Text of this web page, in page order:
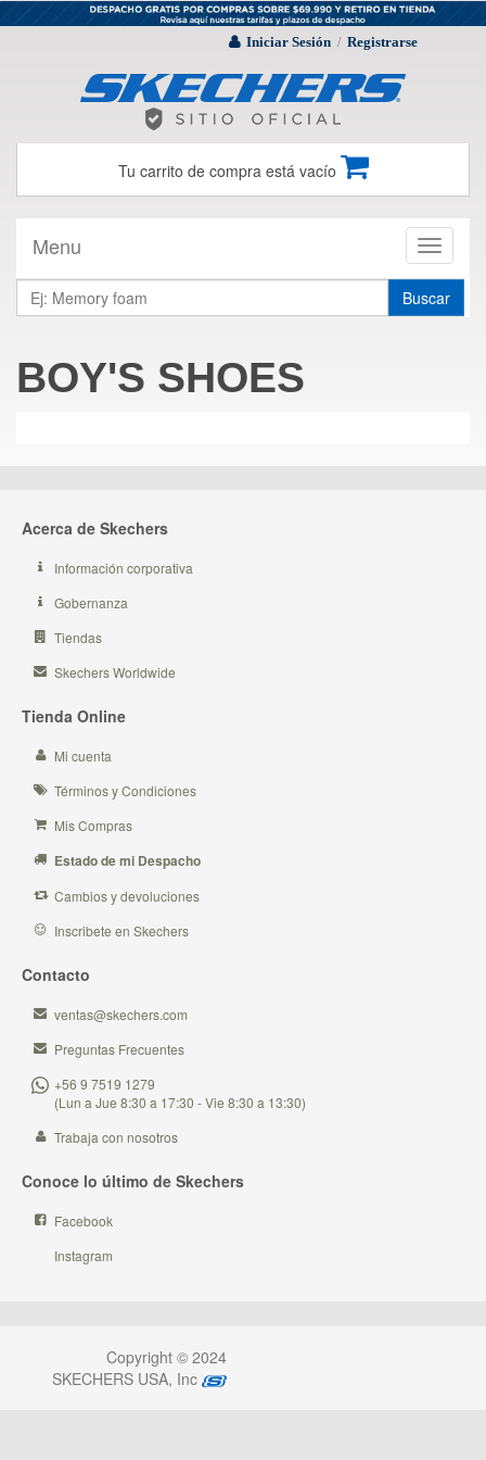
Iniciar Sesión / Registrarse
Tu carrito de compra está vacío
Toggle
Menu
Buscar
BOY'S SHOES
Acerca de Skechers
Información corporativa
Gobernanza
Tiendas
Skechers Worldwide
Tienda Online
Mi cuenta
Términos y Condiciones
Mis Compras
Estado de mi Despacho
Cambios y devoluciones
Inscribete en Skechers
Contacto
ventas@skechers.com
Preguntas Frecuentes
+56 9 7519 1279
(Lun a Jue 8:30 a 17:30 - Vie 8:30 a 13:30)
Trabaja con nosotros
Conoce lo último de Skechers
Facebook
Instagram
Copyright © 2024
SKECHERS USA, Inc